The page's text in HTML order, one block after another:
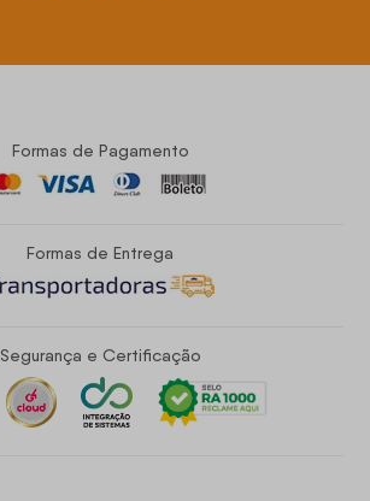
Formas de Pagamento
Formas de Entrega
Segurança e Certificação